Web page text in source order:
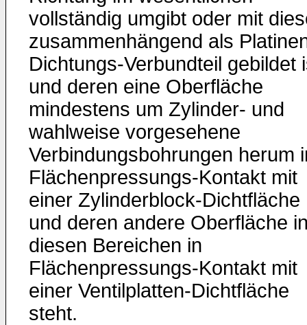
vollständig umgibt oder mit
zusammenhängend als
Dichtungs-Verbundteil gebildet
und deren eine Oberfläche
mindestens um Zylinder- und
wahlweise vorgesehene
Verbindungsbohrungen herum
Flächenpressungs-Kontakt mit
einer Zylinderblock-Dichtfläche
und deren andere Oberfläche
diesen Bereichen in
Flächenpressungs-Kontakt mit
einer Ventilplatten-Dichtfläche
steht.